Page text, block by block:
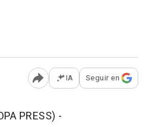
Abrir opciones para
IA Seguir en
PRESS) -